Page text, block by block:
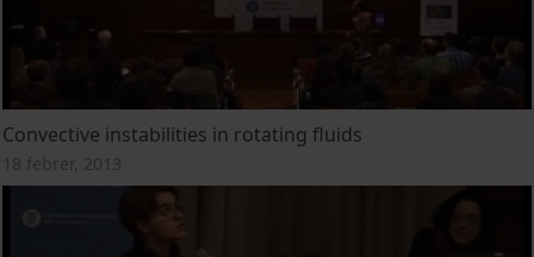
Convective instabilities in rotating fluids
18 febrer, 2013